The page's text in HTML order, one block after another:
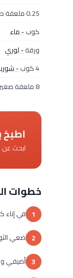
0.25 ملعقة صغيرة
كوب- ماء
ورقة- لوري
4 كوب
-
8 ملعقة صغيرة
اطبخ
ابحث عن
خطوات
1 في إناء
2 ضعي
3 أضيفي